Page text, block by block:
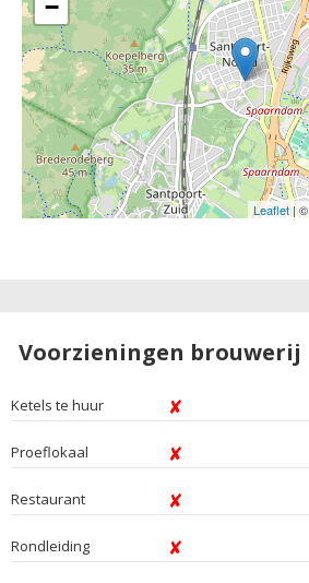
−
Leaflet| ©
Voorzieningen brouwerij
Ketels te huur
Proeflokaal
Restaurant
Rondleiding